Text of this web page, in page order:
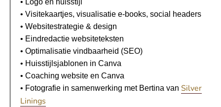
• Visitekaartjes, visualisatie e-books, social headers
• Websitestrategie & design
• Eindredactie websiteteksten
• Optimalisatie vindbaarheid (SEO)
• Huisstijlsjablonen in Canva
• Coaching website en Canva
• Fotografie in samenwerking met Bertina van Silver
Linings